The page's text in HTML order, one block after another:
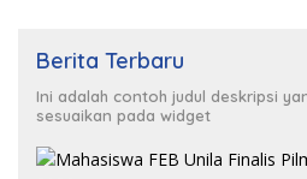
Berita Terbaru
Ini adalah contoh judul deskripsi
sesuaikan pada widget